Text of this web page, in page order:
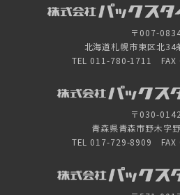
〒007-
北海道札幌市東区北
TEL 011-780-1711 FAX
〒030-0142
青森県青森市野木字
TEL 017-729-8909 FAX